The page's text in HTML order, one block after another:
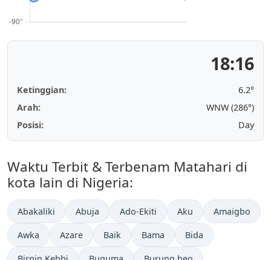
18:16
Ketinggian:
6.2°
Arah:
WNW (286°)
Posisi:
Day
Waktu Terbit & Terbenam Matahari di
kota lain di Nigeria:
Abakaliki Abuja Ado-Ekiti Aku Amaigbo
Awka Azare Baik Bama Bida